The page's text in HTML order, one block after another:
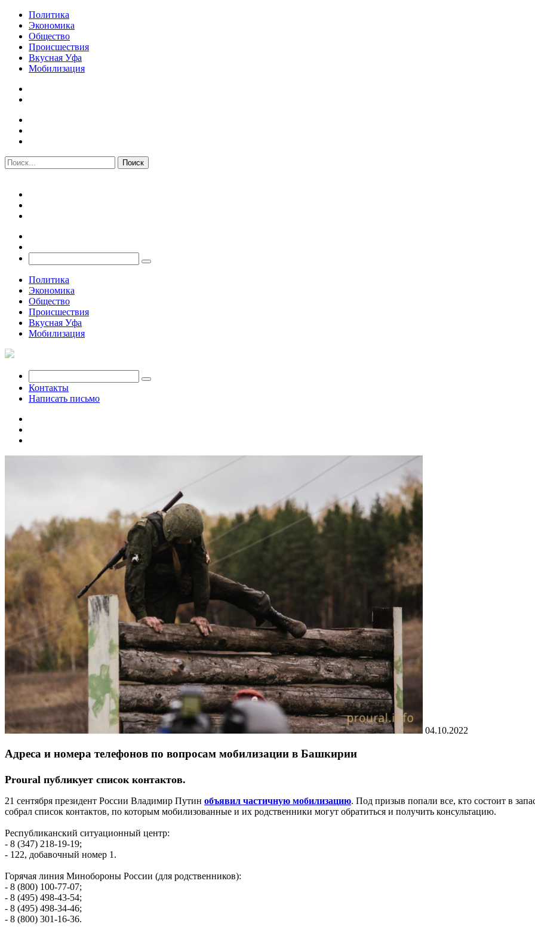
Политика
Экономика
Общество
Происшествия
Вкусная Уфа
Мобилизация
Политика
Экономика
Общество
Происшествия
Вкусная Уфа
Мобилизация
Контакты
Написать письмо
04.10.2022
Адреса и номера телефонов по вопросам мобилизации в Башкирии
Proural публикует список контактов.
21 сентября президент России Владимир Путин объявил частичную мобилизацию. Под призыв попали все, кто состоит в
собрал список контактов, по которым мобилизованные и их родственники могут обратиться и получить консультацию.
Республиканский ситуационный центр:
- 8 (347) 218-19-19;
- 122, добавочный номер 1.
Горячая линия Минобороны России (для родственников):
- 8 (800) 100-77-07;
- 8 (495) 498-43-54;
- 8 (495) 498-34-46;
- 8 (800) 301-16-36.